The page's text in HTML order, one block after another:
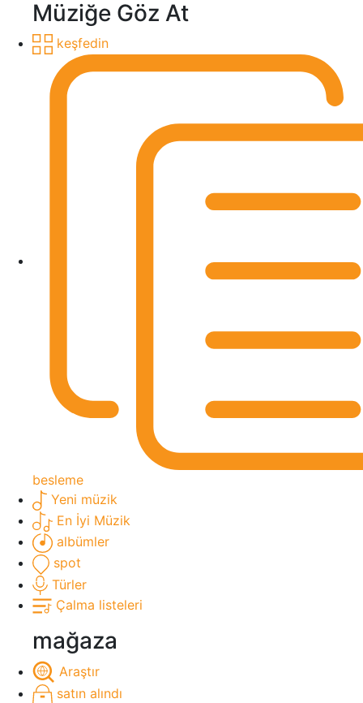
Müziğe Göz At
keşfedin
besleme
Yeni müzik
En İyi Müzik
albümler
spot
Türler
Çalma listeleri
mağaza
Araştır
satın alındı